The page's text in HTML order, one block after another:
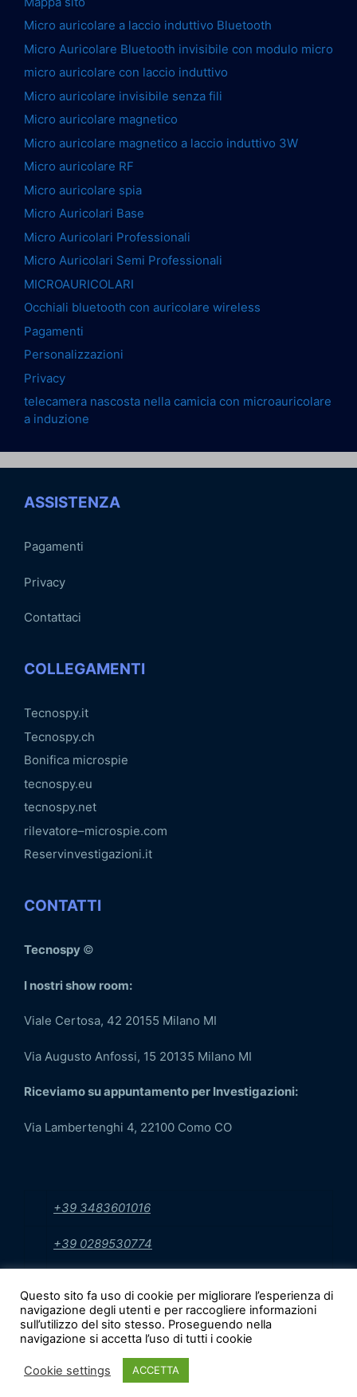
Micro auricolare a laccio induttivo Bluetooth
Micro Auricolare Bluetooth invisibile con modulo micro
micro auricolare con laccio induttivo
Micro auricolare invisibile senza fili
Micro auricolare magnetico
Micro auricolare magnetico a laccio induttivo 3W
Micro auricolare RF
Micro auricolare spia
Micro Auricolari Base
Micro Auricolari Professionali
Micro Auricolari Semi Professionali
MICROAURICOLARI
Occhiali bluetooth con auricolare wireless
Pagamenti
Personalizzazioni
Privacy
telecamera nascosta nella camicia con microauricolare
a induzione
ASSISTENZA
Pagamenti
Privacy
Contattaci
COLLEGAMENTI
Tecnospy.it
Tecnospy.ch
Bonifica microspie
tecnospy.eu
tecnospy.net
rilevatore–microspie.com
Reservinvestigazioni.it
CONTATTI
Tecnospy ©
I nostri show room:
Viale Certosa, 42 20155 Milano MI
Via Augusto Anfossi, 15 20135 Milano MI
Riceviamo su appuntamento per Investigazioni:
Via Lambertenghi 4, 22100 Como CO
+39 3483601016
+39 0289530774
Copyright © 2017 - 2026 Powered by Tecnospy. ||
Viale Certosa, 42 20155 Milano MI || Via Augusto
Anfossi, 15 20135 Milano MI
Questo sito fa uso di cookie per migliorare l’esperienza di
navigazione degli utenti e per raccogliere informazioni
sull’utilizzo del sito stesso. Proseguendo nella
navigazione si accetta l’uso di tutti i cookie
Cookie settings ACCETTA